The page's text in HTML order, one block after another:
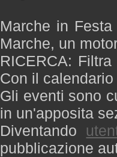
Marche in
Marche, un
RICERCA:
Con il
Gli eventi sono
in un'apposita
Diventando
pubblicazione